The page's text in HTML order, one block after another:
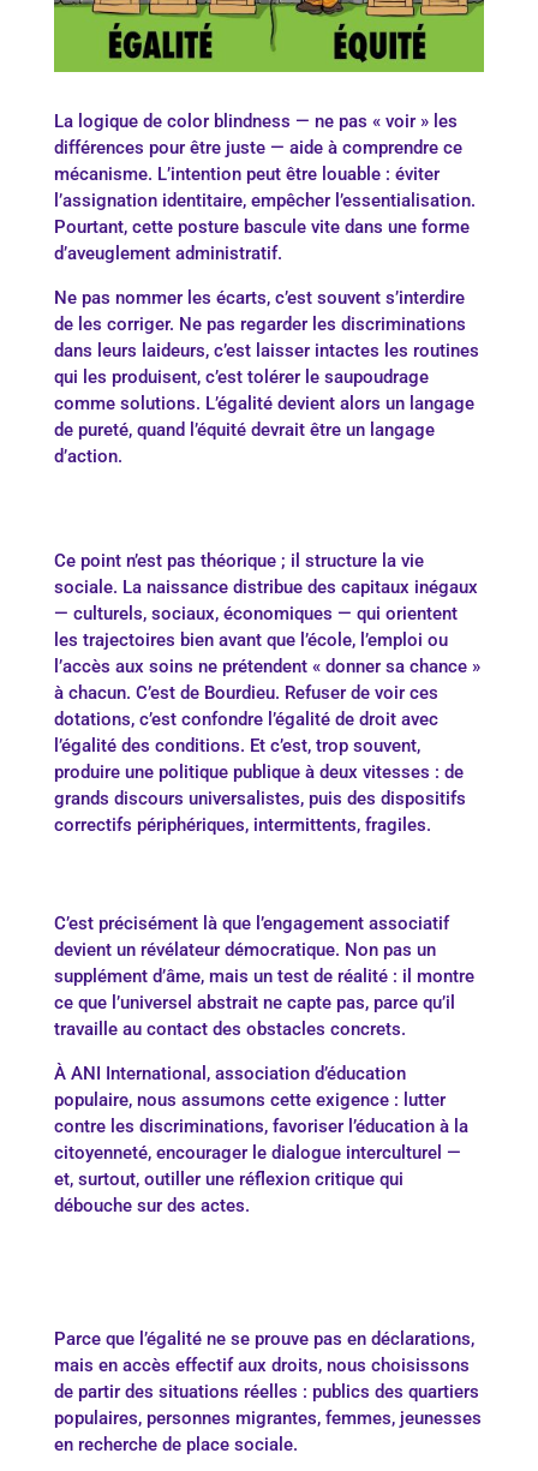
La logique de color blindness — ne pas « voir » les
différences pour être juste — aide à comprendre ce
mécanisme. L’intention peut être louable : éviter
l’assignation identitaire, empêcher l’essentialisation.
Pourtant, cette posture bascule vite dans une forme
d’aveuglement administratif.
Ne pas nommer les écarts, c’est souvent s’interdire
de les corriger. Ne pas regarder les discriminations
dans leurs laideurs, c’est laisser intactes les routines
qui les produisent, c’est tolérer le saupoudrage
comme solutions. L’égalité devient alors un langage
de pureté, quand l’équité devrait être un langage
d’action.
Ce point n’est pas théorique ; il structure la vie
sociale. La naissance distribue des capitaux inégaux
— culturels, sociaux, économiques — qui orientent
les trajectoires bien avant que l’école, l’emploi ou
l’accès aux soins ne prétendent « donner sa chance »
à chacun. C’est de Bourdieu. Refuser de voir ces
dotations, c’est confondre l’égalité de droit avec
l’égalité des conditions. Et c’est, trop souvent,
produire une politique publique à deux vitesses : de
grands discours universalistes, puis des dispositifs
correctifs périphériques, intermittents, fragiles.
C’est précisément là que l’engagement associatif
devient un révélateur démocratique. Non pas un
supplément d’âme, mais un test de réalité : il montre
ce que l’universel abstrait ne capte pas, parce qu’il
travaille au contact des obstacles concrets.
À ANI International, association d’éducation
populaire, nous assumons cette exigence : lutter
contre les discriminations, favoriser l’éducation à la
citoyenneté, encourager le dialogue interculturel —
et, surtout, outiller une réflexion critique qui
débouche sur des actes.
Parce que l’égalité ne se prouve pas en déclarations,
mais en accès effectif aux droits, nous choisissons
de partir des situations réelles : publics des quartiers
populaires, personnes migrantes, femmes, jeunesses
en recherche de place sociale.